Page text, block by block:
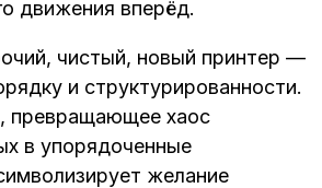
движения вперёд.
чистый, новый принтер —
и структурированности.
превращающее хаос
в упорядоченные
желание